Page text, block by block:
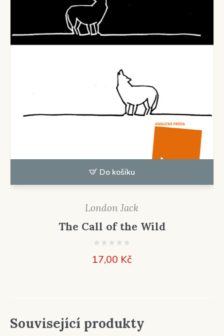
Do košíku
London Jack
The Call of the Wild
17,00 Kč
Související produkty